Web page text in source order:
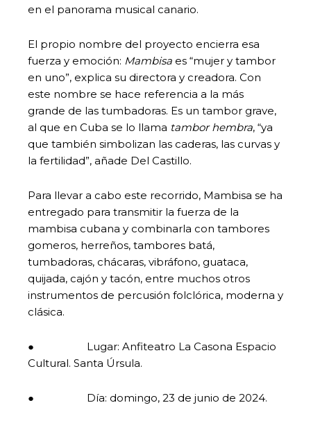
en el panorama musical canario.
El propio nombre del proyecto encierra esa
fuerza y emoción: Mambisa es “mujer y tambor
en uno”, explica su directora y creadora. Con
este nombre se hace referencia a la más
grande de las tumbadoras. Es un tambor grave,
al que en Cuba se lo llama tambor hembra, “ya
que también simbolizan las caderas, las curvas y
la fertilidad”, añade Del Castillo.
Para llevar a cabo este recorrido, Mambisa se ha
entregado para transmitir la fuerza de la
mambisa cubana y combinarla con tambores
gomeros, herreños, tambores batá,
tumbadoras, chácaras, vibráfono, guataca,
quijada, cajón y tacón, entre muchos otros
instrumentos de percusión folclórica, moderna y
clásica.
● Lugar: Anfiteatro La Casona Espacio
Cultural. Santa Úrsula.
● Día: domingo, 23 de junio de 2024.